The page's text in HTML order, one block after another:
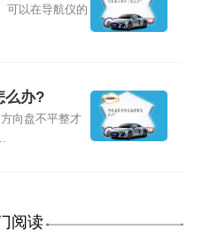
可以在导航仪的
么办?
向盘不平整才
阅读